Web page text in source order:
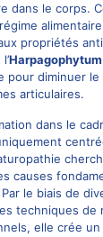
dans le corps.
propriétés
Harpagophytum
pour diminuer
articulaires.
dans le
causes
le biais de
techniques de
elle crée